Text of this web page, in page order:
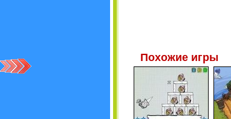
Похожие игры